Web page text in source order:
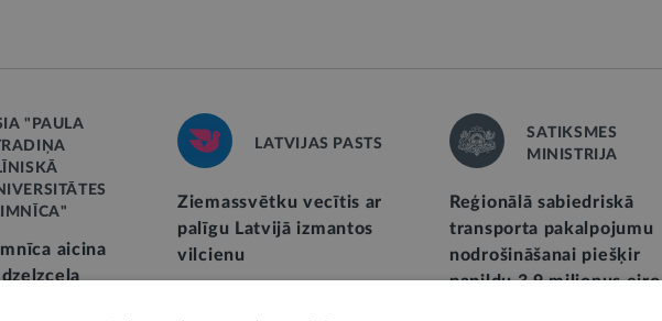
"PAULA
aicina
LATVIJAS PASTS
Ziemassvētku vecītis ar
palīgu Latvijā izmantos
vilcienu
SATIKSMES
MINISTRIJA
Reģionālā sabiedriskā
transporta pakalpojumu
nodrošināšanai piešķir
papildu 3,9 miljonus eiro